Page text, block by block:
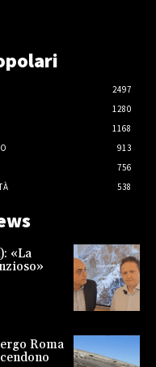
2497
1280
1168
913
756
538
«La
Roma